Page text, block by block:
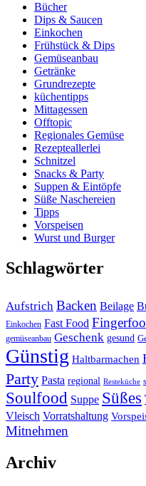
Bücher
Dips & Saucen
Einkochen
Frühstück & Dips
Gemüseanbau
Getränke
Grundrezepte
küchentipps
Mittagessen
Offtopic
Regionales Gemüse
Rezepteallerlei
Schnitzel
Snacks & Party
Suppen & Eintöpfe
Süße Naschereien
Tipps
Vorspeisen
Wurst und Burger
Schlagwörter
Aufstrich Backen Beilage
Einkochen Fast Food
gemüseanbau Geschenk gesund
Günstig Haltbarmachen
Party Pasta regional Resteküche
Soulfood Suppe Süßes
Vleisch Vorratshaltung
Mitnehmen
Archiv